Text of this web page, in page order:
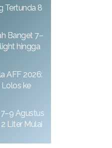
Tertunda 8
Banget 7–
hingga
AFF 2026:
Lolos ke
Agustus
Liter Mulai